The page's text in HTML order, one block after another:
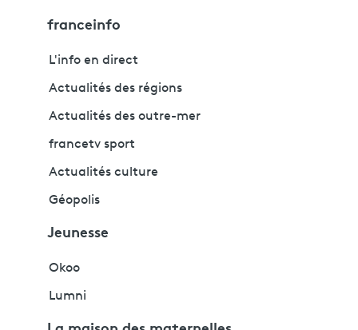
franceinfo
L'info en direct
Actualités des régions
Actualités des outre-mer
francetv sport
Actualités culture
Géopolis
Jeunesse
Okoo
Lumni